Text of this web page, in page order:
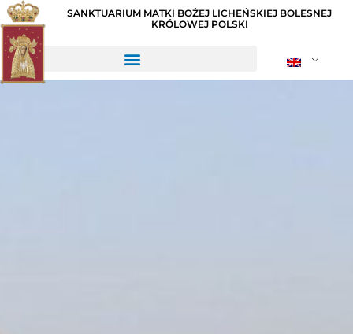
SANKTUARIUM MATKI BOŻEJ LICHEŃSKIEJ BOLESNEJ
KRÓLOWEJ POLSKI